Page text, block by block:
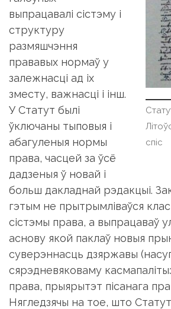
спіс
выпрацавалі сістэму і
структуру
размяшчэння
прававых нормаў у
залежнасці ад іх
зместу, важнасці і інш.
У Статут былі
ўключаны тыповыя і
абагуленыя нормы
права, часцей за ўсё
дадзеныя ў новай і
больш дакладнай рэдакцыі.
гэтым не прытрымліваўся
сістэмы права, а выпрацаваў
аснову якой паклаў новыя
суверэннасць дзяржавы
сярэдневяковаму
права, прыярытэт пісанага
Нягледзячы на тое, што